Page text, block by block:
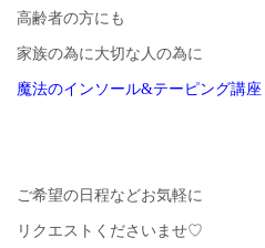
高齢者の方にも
家族の為に大切な人の為に
魔法のインソール&テーピング講座
ご希望の日程などお気軽に
リクエストくださいませ♡